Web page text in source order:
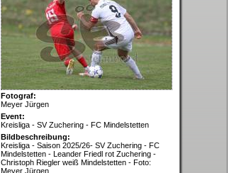
Fotograf:
Meyer Jürgen
Event:
Kreisliga - SV Zuchering - FC Mindelstetten
Bildbeschreibung:
Kreisliga - Saison 2025/26- SV Zuchering - FC
Mindelstetten - Leander Friedl rot Zuchering -
Christoph Riegler weiß Mindelstetten - Foto:
Meyer Jürgen